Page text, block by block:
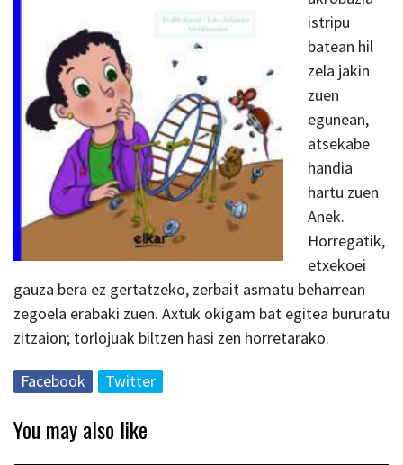
istripu
batean hil
zela jakin
zuen
egunean,
atsekabe
handia
hartu zuen
Anek.
Horregatik,
etxekoei
gauza bera ez gertatzeko, zerbait asmatu beharrean
zegoela erabaki zuen. Axtuk okigam bat egitea bururatu
zitzaion; torlojuak biltzen hasi zen horretarako.
Facebook Twitter
You may also like